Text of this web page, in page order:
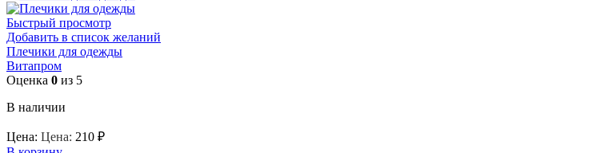
Быстрый просмотр
Добавить в список желаний
Плечики для одежды
Витапром
Оценка 0 из 5
В наличии
Цена: Цена: 210 ₽